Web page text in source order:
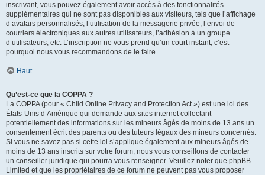
inscrivant, vous pouvez également avoir accès à des fonctionnalités
supplémentaires qui ne sont pas disponibles aux visiteurs, tels que l’affichage
d’avatars personnalisés, l’utilisation de la messagerie privée, l’envoi de
courriers électroniques aux autres utilisateurs, l’adhésion à un groupe
d’utilisateurs, etc. L’inscription ne vous prend qu’un court instant, c’est
pourquoi nous vous recommandons de le faire.
Haut
Qu’est-ce que la COPPA ?
La COPPA (pour « Child Online Privacy and Protection Act ») est une loi des
États-Unis d’Amérique qui demande aux sites internet collectant
potentiellement des informations sur les mineurs âgés de moins de 13 ans un
consentement écrit des parents ou des tuteurs légaux des mineurs concernés.
Si vous ne savez pas si cette loi s’applique également aux mineurs âgés de
moins de 13 ans inscrits sur votre forum, nous vous conseillons de contacter
un conseiller juridique qui pourra vous renseigner. Veuillez noter que phpBB
Limited et que les propriétaires de ce forum ne peuvent pas vous proposer